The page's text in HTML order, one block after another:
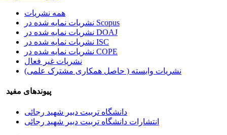
همه نشریات
نشریات نمایه شده در Scopus
نشریات نمایه شده در DOAJ
نشریات نمایه شده در ISC
نشریات نمایه شده در COPE
نشریات غیر فعال
نشریات وابسته ( حاصل همکاری مشترک علمی)
پیوندهای مفید
دانشگاه تربیت دبیر شهید رجائی
انتشارات دانشگاه تربیت دبیر شهید رجائی